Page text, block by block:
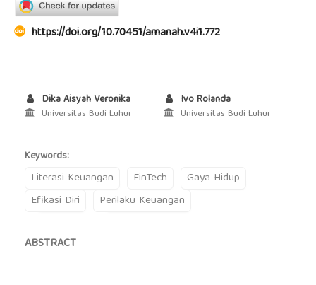
https://doi.org/10.70451/amanah.v4i1.772
Dika Aisyah Veronika
Universitas Budi Luhur
Ivo Rolanda
Universitas Budi Luhur
Keywords:
Literasi Keuangan FinTech
Gaya Hidup
Efikasi Diri
Perilaku Keuangan
ABSTRACT